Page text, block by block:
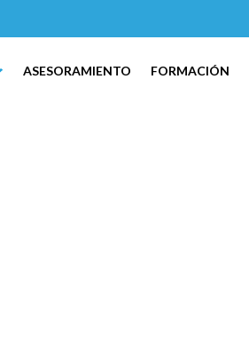
ASESORAMIENTO FORMACIÓN